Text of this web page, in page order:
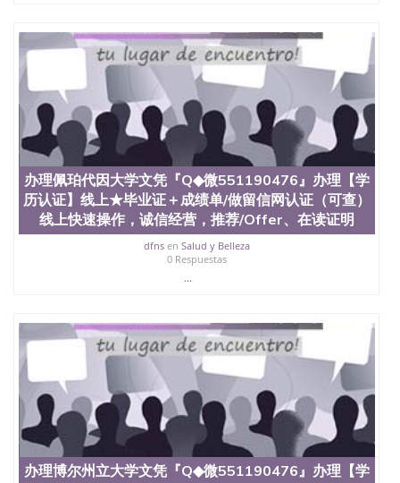
受性肯定及好评；而各种大学部和研究所的商学课程
也吸引了众多不同国家的专业人士前来研究与学习。
二、办理流程： 1、收集客户办理信息； 2、客户付
定金下单； 3、公司确认到账转制作点做电子图；
4、电子图做好发给客户确认； 5、电子图确认好转成
品部做成品； 6、成品做好拍照或者视频确认再付余
款； 7、快递给客户（国内顺丰，国外DHL）。 三、
真实网上可查的证明材料 1、教育部学历学位认证，
留服真实存档可查，存档。 2、留学回国人员证明
（使馆认证），使馆网站真实存档可查。 3、留信网
真实可查认证办理，存档可查，终身受用。 四、办理
流程农业科学院、艺术与建筑学院、商学院、交流学
院、地球及物质科学院、教育学院、工程学院、健康
与人类发展学院、信息工程与科学学院、人文学院、
护理学院、科学学院等。学校的教育学院排名在全美
专业课程包括：会计学、MBA、财务、教育、建筑工
程、经济、医学、护理、文学、音乐、生物学、统计
学、美术、电子工程、天文学、农业、环境污染控
制、历史、电气工程、生物工程、建筑设计、工商管
理、材料科学、机械工程、航天工程、土木工程、数
学、化学、英语、社会科学、心理学、戏剧、市场营
销、机械工程、计算机科学、物理学、人工智能、商
科、金融专业 1、客户提供相关材料，确定客户办理
信息，给出操作方案； 2、补充毕业证成绩单等相关
办理佩珀代因大学文凭『Q◆微551190476』办理【学
历认证】线上★毕业证＋成绩单/做留信网认证（可查）
线上快速操作，诚信经营，推荐/Offer、在读证明
dfnsen Salud y Belleza
0 Respuestas
...
办理博尔州立大学文凭『Q◆微551190476』办理【学